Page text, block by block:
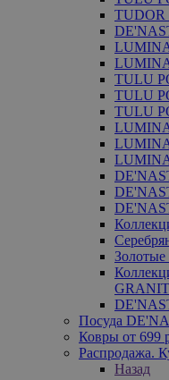
TULU
TULU
TULU
Золотые
Посуда
Ковры от 699
Распродажа.
Назад